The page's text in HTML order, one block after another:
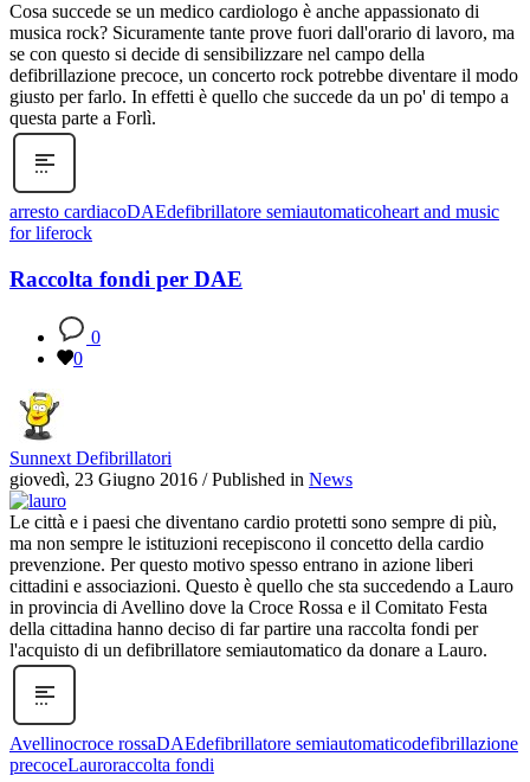
Cosa succede se un medico cardiologo è anche appassionato di
musica rock? Sicuramente tante prove fuori dall'orario di lavoro, ma
se con questo si decide di sensibilizzare nel campo della
defibrillazione precoce, un concerto rock potrebbe diventare il modo
giusto per farlo. In effetti è quello che succede da un po' di tempo a
questa parte a Forlì.
arresto cardiacoDAEdefibrillatore semiautomaticoheart and music
for liferock
Raccolta fondi per DAE
0
0
Sunnext Defibrillatori
giovedì, 23 Giugno 2016 / Published in News
Le città e i paesi che diventano cardio protetti sono sempre di più,
ma non sempre le istituzioni recepiscono il concetto della cardio
prevenzione. Per questo motivo spesso entrano in azione liberi
cittadini e associazioni. Questo è quello che sta succedendo a Lauro
in provincia di Avellino dove la Croce Rossa e il Comitato Festa
della cittadina hanno deciso di far partire una raccolta fondi per
l'acquisto di un defibrillatore semiautomatico da donare a Lauro.
Avellinocroce rossaDAEdefibrillatore semiautomaticodefibrillazione
precoceLauroraccolta fondi